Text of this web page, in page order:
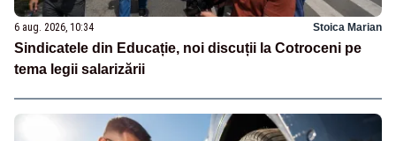
6 aug. 2026, 10:34 Stoica Marian
Sindicatele din Educație, noi discuții la Cotroceni pe
tema legii salarizării